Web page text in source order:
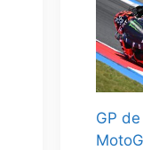
GP